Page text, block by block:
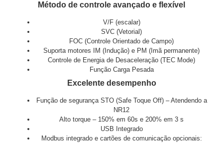
Método de controle avançado e flexível
V/F (escalar)
SVC (Vetorial)
FOC (Controle Orientado de Campo)
Suporta motores IM (Indução) e PM (Imã permanente)
Controle de Energia de Desaceleração (TEC Mode)
Função Carga Pesada
Excelente desempenho
Função de segurança STO (Safe Toque Off) – Atendendo a
NR12
Alto torque – 150% em 60s e 200% em 3 s
USB Integrado
Modbus integrado e cartões de comunicação opcionais: